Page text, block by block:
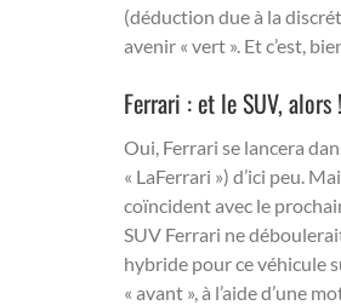
(déduction due à la
avenir « vert ». Et c’est,
Ferrari : et le SUV, alors
Oui, Ferrari se lancera
« LaFerrari ») d’ici peu.
coïncident avec le
SUV Ferrari ne
hybride pour ce véhicule
« avant », à l’aide d’une